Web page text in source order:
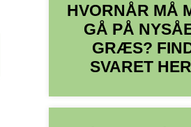
HVORNÅR MÅ
GÅ PÅ
GRÆS?
SVARET